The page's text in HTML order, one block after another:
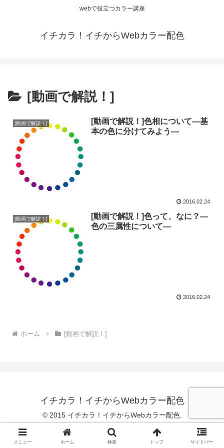
webで役立つカラー講座
イチカラ！イチからWebカラー配色
[動画で解説！]
[動画で解説！]
[動画で解説！]色相について―基
本の色に分けてみよう―
2016.02.24
[動画で解説！]
[動画で解説！]色って、なに？―
色の三属性について―
2016.02.24
ホーム [動画で解説！]
イチカラ！イチからWebカラー配色
© 2015 イチカラ！イチからWebカラー配色.
メニュー ホーム 検索 トップ サイドバー